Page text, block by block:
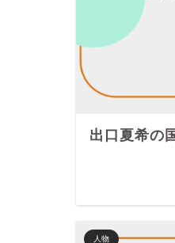
出口夏希の
人物